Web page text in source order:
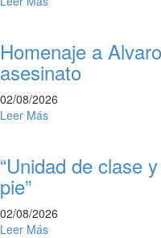
Homenaje a
asesinato
02/08/2026
Leer Más
“Unidad de clase
pie”
02/08/2026
Leer Más